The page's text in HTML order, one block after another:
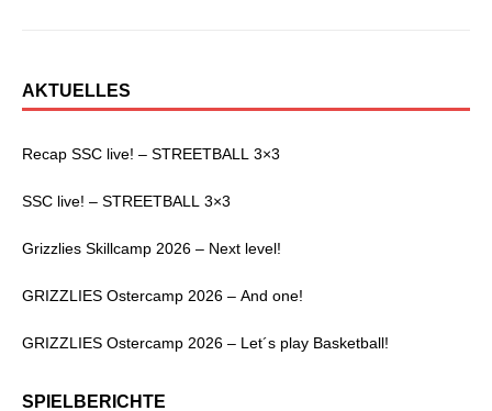
AKTUELLES
Recap SSC live! – STREETBALL 3×3
SSC live! – STREETBALL 3×3
Grizzlies Skillcamp 2026 – Next level!
GRIZZLIES Ostercamp 2026 – And one!
GRIZZLIES Ostercamp 2026 – Let´s play Basketball!
SPIELBERICHTE